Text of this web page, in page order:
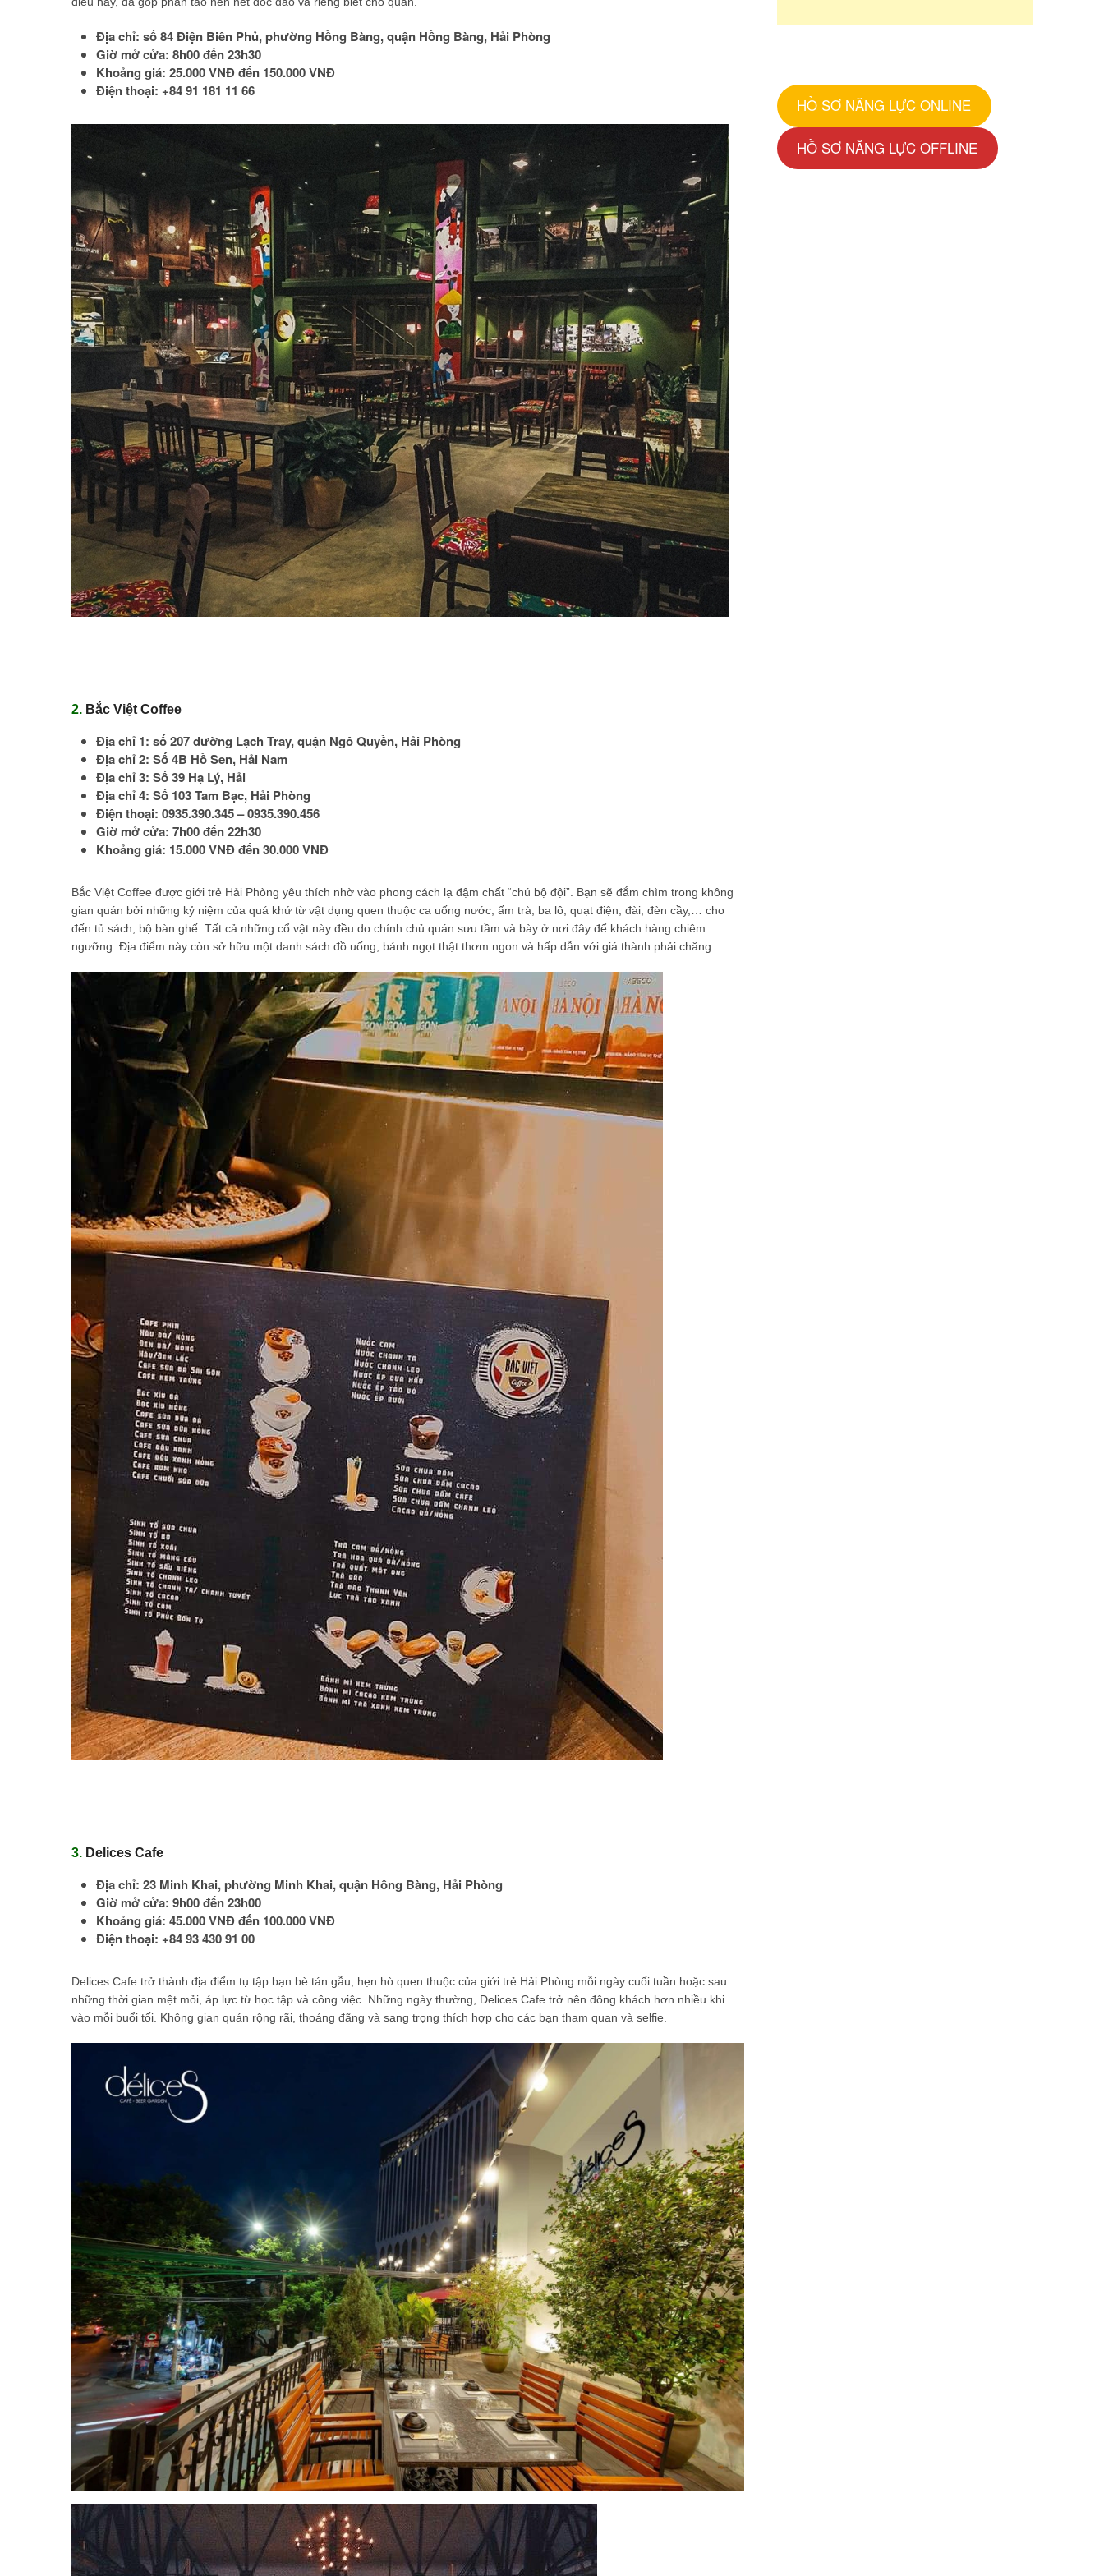
Địa chỉ: số 84 Điện Biên Phủ, phường Hồng Bàng, quận Hồng Bàng, Hải Phòng
Giờ mở cửa: 8h00 đến 23h30
Khoảng giá: 25.000 VNĐ đến 150.000 VNĐ
Điện thoại: +84 91 181 11 66
2. Bắc Việt Coffee
Địa chỉ 1: số 207 đường Lạch Tray, quận Ngô Quyền, Hải Phòng
Địa chỉ 2: Số 4B Hồ Sen, Hải Nam
Địa chỉ 3: Số 39 Hạ Lý, Hải
Địa chỉ 4: Số 103 Tam Bạc, Hải Phòng
Điện thoại: 0935.390.345 – 0935.390.456
Giờ mở cửa: 7h00 đến 22h30
Khoảng giá: 15.000 VNĐ đến 30.000 VNĐ
Bắc Việt Coffee được giới trẻ Hải Phòng yêu thích nhờ vào phong cách lạ đậm chất “chú bộ đội”. Bạn sẽ đắm chìm trong không
gian quán bởi những kỷ niệm của quá khứ từ vật dụng quen thuộc ca uống nước, ấm trà, ba lô, quạt điện, đài, đèn cầy,… cho
đến tủ sách, bộ bàn ghế. Tất cả những cổ vật này đều do chính chủ quán sưu tầm và bày ở nơi đây để khách hàng chiêm
ngưỡng. Địa điểm này còn sở hữu một danh sách đồ uống, bánh ngọt thật thơm ngon và hấp dẫn với giá thành phải chăng
3. Delices Cafe
Địa chỉ: 23 Minh Khai, phường Minh Khai, quận Hồng Bàng, Hải Phòng
Giờ mở cửa: 9h00 đến 23h00
Khoảng giá: 45.000 VNĐ đến 100.000 VNĐ
Điện thoại: +84 93 430 91 00
Delices Cafe trở thành địa điểm tụ tập bạn bè tán gẫu, hẹn hò quen thuộc của giới trẻ Hải Phòng mỗi ngày cuối tuần hoặc sau
những thời gian mệt mỏi, áp lực từ học tập và công việc. Những ngày thường, Delices Cafe trở nên đông khách hơn nhiều khi
vào mỗi buổi tối. Không gian quán rộng rãi, thoáng đãng và sang trọng thích hợp cho các bạn tham quan và selfie.
HỒ SƠ NĂNG LỰC ONLINE
HỒ SƠ NĂNG LỰC OFFLINE